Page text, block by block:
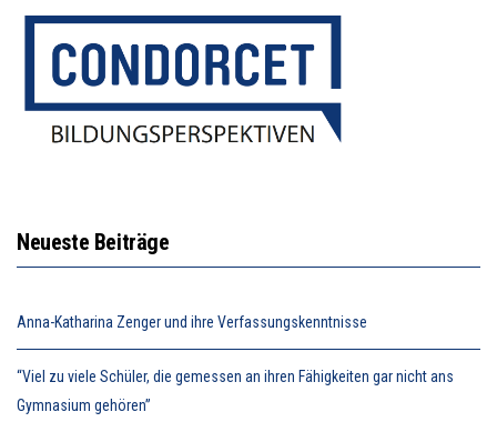
Neueste Beiträge
Anna-Katharina Zenger und ihre Verfassungskenntnisse
“Viel zu viele Schüler, die gemessen an ihren Fähigkeiten gar nicht ans
Gymnasium gehören”